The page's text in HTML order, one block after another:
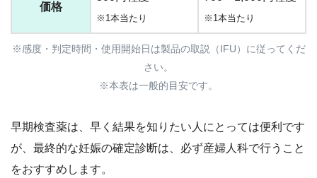
価格
※1本当たり ※1本当たり
※感度・判定時間・使用開始日は製品の取説（IFU）に従ってくだ
さい。
※本表は一般的目安です。
早期検査薬は、早く結果を知りたい人にとっては便利です
が、最終的な妊娠の確定診断は、必ず産婦人科で行うこと
をおすすめします。